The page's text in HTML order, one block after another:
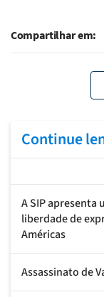
Compartilhar em:
Continue
A SIP apresenta
liberdade de
Américas
Assassinato de